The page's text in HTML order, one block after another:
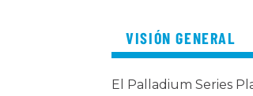
VISIÓN GENERAL
El Palladium Series